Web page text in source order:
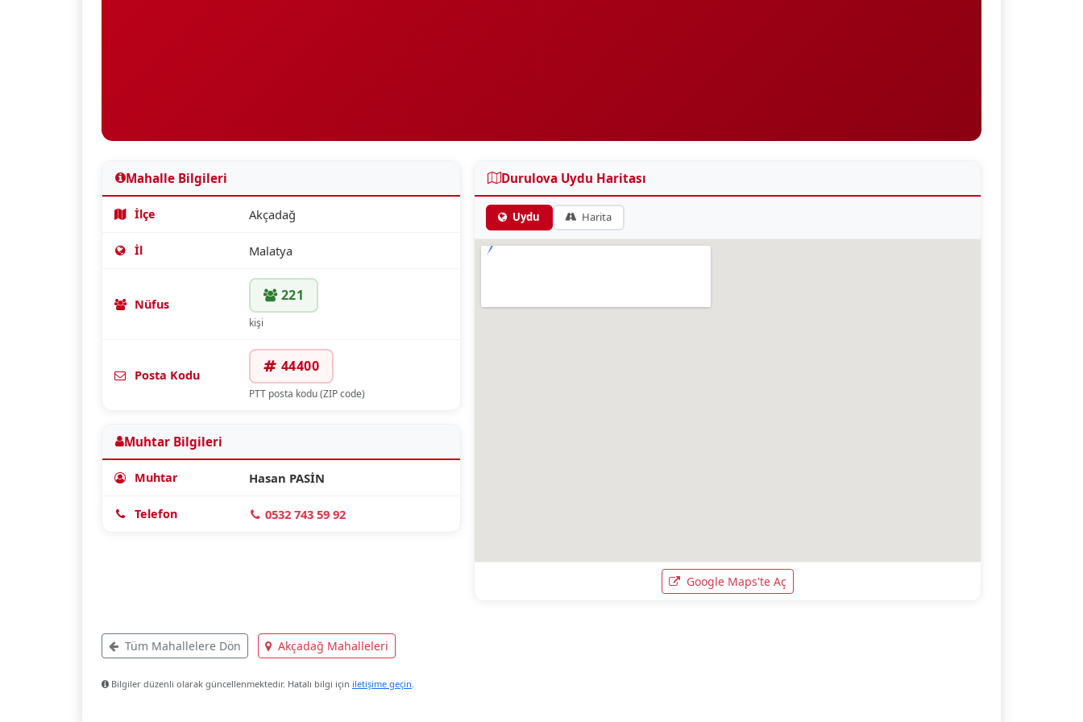
Mahalle Bilgileri
İlçe Akçadağ
İl Malatya
Nüfus 221
kişi
Posta Kodu 44400
PTT posta kodu (ZIP code)
Muhtar Bilgileri
Muhtar Hasan PASİN
Telefon 0532 743 59 92
Durulova Uydu Haritası
Uydu Harita
Google Maps'te Aç
Tüm Mahallelere Dön Akçadağ Mahalleleri
Bilgiler düzenli olarak güncellenmektedir. Hatalı bilgi için iletişime geçin